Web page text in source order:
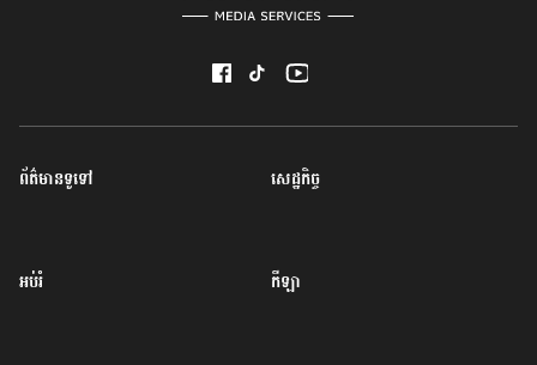
ព័ត៌មានទូទៅ សេដ្ឋកិច្ច
អប់រំ កីឡា